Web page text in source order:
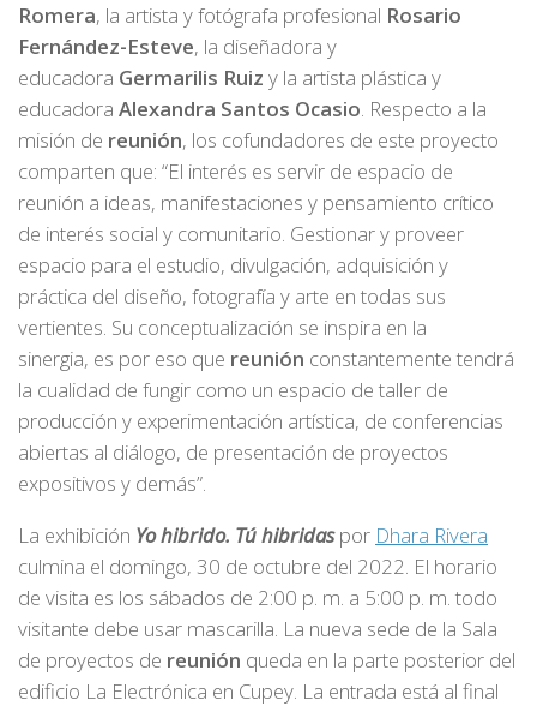
Romera, la artista y fotógrafa profesional Rosario
Fernández-Esteve, la diseñadora y
educadora Germarilis Ruiz y la artista plástica y
educadora Alexandra Santos Ocasio. Respecto a la
misión de reunión, los cofundadores de este proyecto
comparten que: “El interés es servir de espacio de
reunión a ideas, manifestaciones y pensamiento crítico
de interés social y comunitario. Gestionar y proveer
espacio para el estudio, divulgación, adquisición y
práctica del diseño, fotografía y arte en todas sus
vertientes. Su conceptualización se inspira en la
sinergia, es por eso que reunión constantemente tendrá
la cualidad de fungir como un espacio de taller de
producción y experimentación artística, de conferencias
abiertas al diálogo, de presentación de proyectos
expositivos y demás”.
La exhibición Yo hibrido. Tú hibridaspor Dhara Rivera
culmina el domingo, 30 de octubre del 2022. El horario
de visita es los sábados de 2:00 p. m. a 5:00 p. m. todo
visitante debe usar mascarilla. La nueva sede de la Sala
de proyectos de reunión queda en la parte posterior del
edificio La Electrónica en Cupey. La entrada está al final